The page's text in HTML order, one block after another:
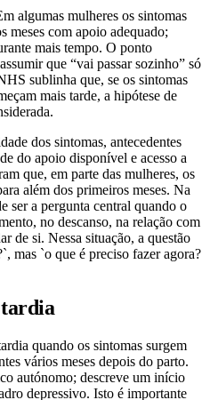
algumas mulheres os sintomas
meses com apoio adequado;
mais tempo. O ponto
que “vai passar sozinho” só
sublinha que, se os sintomas
mais tarde, a hipótese de
dos sintomas, antecedentes
do apoio disponível e acesso a
que, em parte das mulheres, os
além dos primeiros meses. Na
ser a pergunta central quando o
no descanso, na relação com
de si. Nessa situação, a questão
mas `o que é preciso fazer agora?
tardia
quando os sintomas surgem
vários meses depois do parto.
autónomo; descreve um início
depressivo. Isto é importante